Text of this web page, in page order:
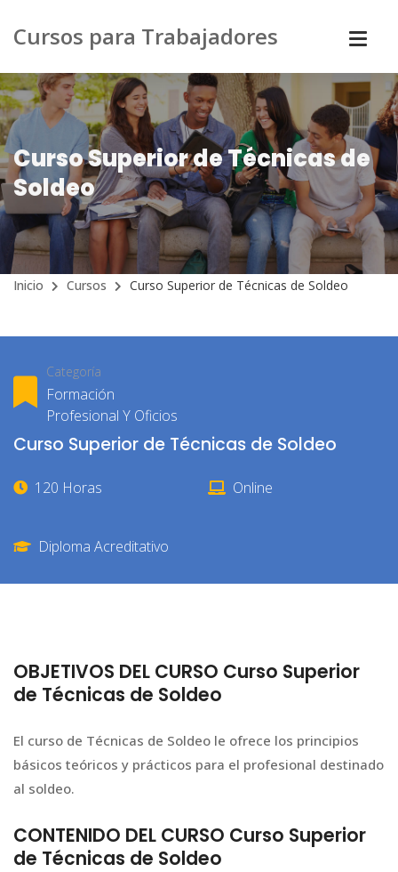
Cursos para Trabajadores
Curso Superior de Técnicas de
Soldeo
Inicio Cursos Curso Superior de Técnicas de Soldeo
Categoría
Formación
Profesional Y Oficios
Curso Superior de Técnicas de Soldeo
120 Horas Online
Diploma Acreditativo
OBJETIVOS DEL CURSO Curso Superior
de Técnicas de Soldeo
El curso de Técnicas de Soldeo le ofrece los principios
básicos teóricos y prácticos para el profesional destinado
al soldeo.
CONTENIDO DEL CURSO Curso Superior
de Técnicas de Soldeo